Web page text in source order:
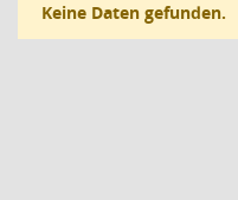
Keine Daten gefunden.